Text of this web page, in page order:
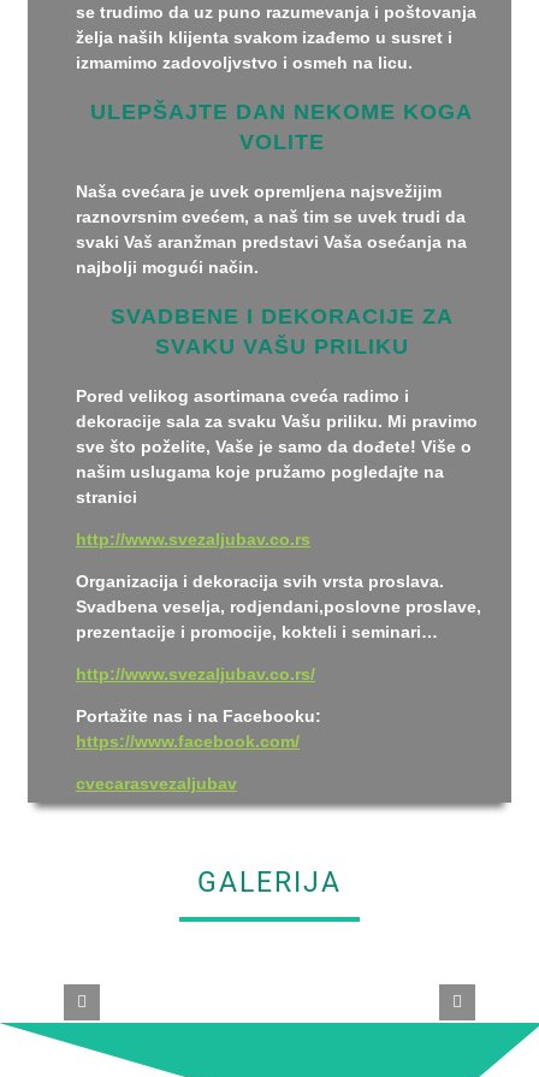
se trudimo da uz puno razumevanja i poštovanja
želja naših klijenta svakom izađemo u susret i
izmamimo zadovoljvstvo i osmeh na licu.
ULEPŠAJTE DAN NEKOME KOGA
VOLITE
Naša cvećara je uvek opremljena najsvežijim
raznovrsnim cvećem, a naš tim se uvek trudi da
svaki Vaš aranžman predstavi Vaša osećanja na
najbolji mogući način.
SVADBENE I DEKORACIJE ZA
SVAKU VAŠU PRILIKU
Pored velikog asortimana cveća radimo i
dekoracije sala za svaku Vašu priliku. Mi pravimo
sve što poželite, Vaše je samo da dođete! Više o
našim uslugama koje pružamo pogledajte na
stranici
http://www.svezaljubav.co.rs
Organizacija i dekoracija svih vrsta proslava.
Svadbena veselja, rodjendani,poslovne proslave,
prezentacije i promocije, kokteli i seminari…
http://www.svezaljubav.co.rs/
Portažite nas i na Facebooku:
https://www.facebook.com/
cvecarasvezaljubav
GALERIJA